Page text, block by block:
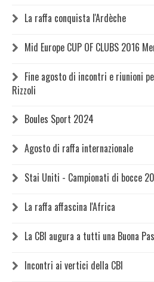
La raffa conquista l'Ardèche
Mid Europe CUP OF CLUBS 2016
Fine agosto di incontri e riunioni
Rizzoli
Boules Sport 2024
Agosto di raffa internazionale
Stai Uniti - Campionati di bocce
La raffa affascina l'Africa
La CBI augura a tutti una Buona
Incontri ai vertici della CBI